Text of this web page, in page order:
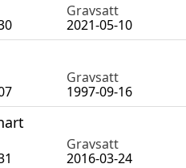
Gravsatt
2021-05-10
Gravsatt
1997-09-16
Gravsatt
2016-03-24